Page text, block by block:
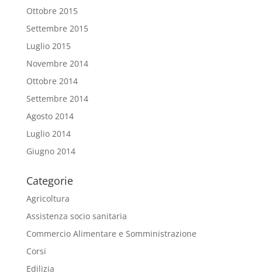
Ottobre 2015
Settembre 2015
Luglio 2015
Novembre 2014
Ottobre 2014
Settembre 2014
Agosto 2014
Luglio 2014
Giugno 2014
Categorie
Agricoltura
Assistenza socio sanitaria
Commercio Alimentare e Somministrazione
Corsi
Edilizia